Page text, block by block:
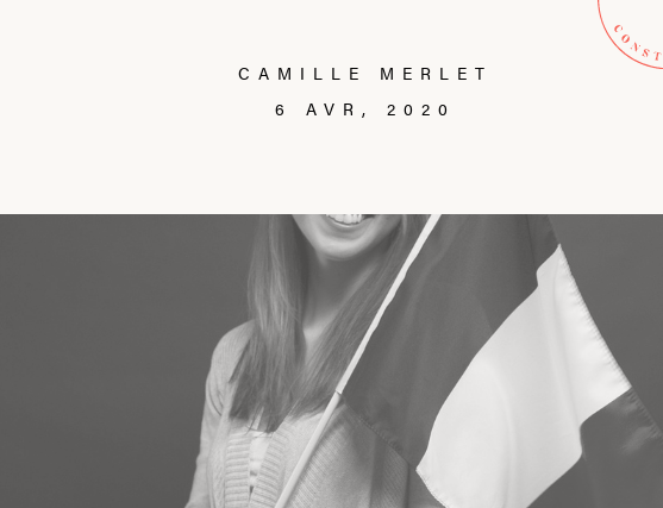
CAMILLE MERLET
6 AVR, 2020